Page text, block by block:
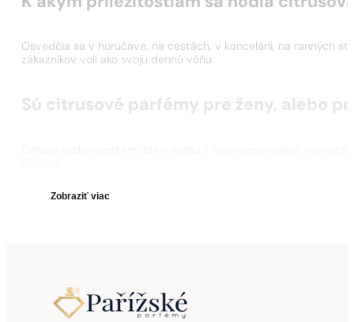
Osvedčia sa v horúčave, na cestách, v kancelárii, na ranných
zákazníkov volí ako svoju dennú vôňu.
Sú citrusové parfémy pre ženy, alebo
Zobraziť viac